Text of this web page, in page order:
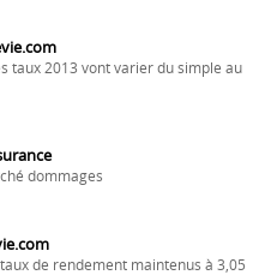
taux 2013 vont varier du simple au
dommages
de rendement maintenus à 3,05